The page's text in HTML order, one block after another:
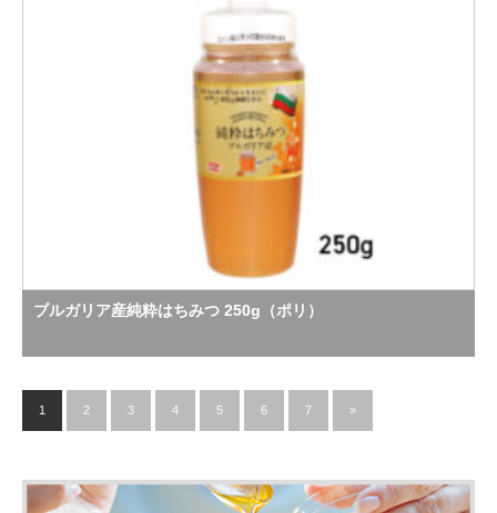
ブルガリア産純粋はちみつ 250g（ポリ）
1 2 3 4 5 6 7 »